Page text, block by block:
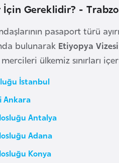
Gereklidir? -
pasaport türü
bulunarak Etiyopya Vizesi
ülkemiz sınırları
İstanbul
Ankara
Antalya
Adana
Konya